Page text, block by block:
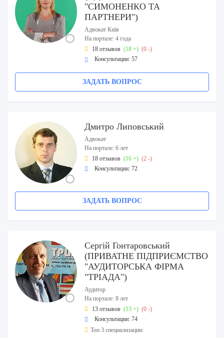
"СИМОНЕНКО ТА
ПАРТНЕРИ")
Адвокат Київ
На портале: 4 года
18 отзывов (18 +) (0 -)
Консультации: 57
ЗАДАТЬ ВОПРОС
Дмитро Липовський
Адвокат
На портале: 6 лет
18 отзывов (16 +) (2 -)
Консультации: 72
ЗАДАТЬ ВОПРОС
Сергій Гонтаровський
(ПРИВАТНЕ ПІДПРИЄМСТВО
"АУДИТОРСЬКА ФІРМА
"ТРІАДА")
Аудитор
На портале: 8 лет
13 отзывов (13 +) (0 -)
Консультации: 74
Топ 3 специализации: